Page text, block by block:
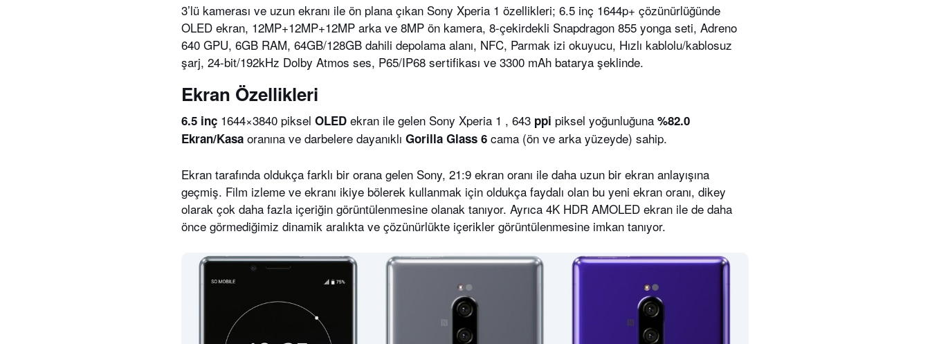
3’lü kamerası ve uzun ekranı ile ön plana çıkan Sony Xperia 1 özellikleri; 6.5 inç 1644p+ çözünürlüğünde
OLED ekran, 12MP+12MP+12MP arka ve 8MP ön kamera, 8-çekirdekli Snapdragon 855 yonga seti, Adreno
640 GPU, 6GB RAM, 64GB/128GB dahili depolama alanı, NFC, Parmak izi okuyucu, Hızlı kablolu/kablosuz
şarj, 24-bit/192kHz Dolby Atmos ses, P65/IP68 sertifikası ve 3300 mAh batarya şeklinde.
Ekran Özellikleri
6.5 inç 1644×3840 piksel OLED ekran ile gelen Sony Xperia 1 , 643 ppi piksel yoğunluğuna %82.0
Ekran/Kasa oranına ve darbelere dayanıklı Gorilla Glass 6 cama (ön ve arka yüzeyde) sahip.
Ekran tarafında oldukça farklı bir orana gelen Sony, 21:9 ekran oranı ile daha uzun bir ekran anlayışına
geçmiş. Film izleme ve ekranı ikiye bölerek kullanmak için oldukça faydalı olan bu yeni ekran oranı, dikey
olarak çok daha fazla içeriğin görüntülenmesine olanak tanıyor. Ayrıca 4K HDR AMOLED ekran ile de daha
önce görmediğimiz dinamik aralıkta ve çözünürlükte içerikler görüntülenmesine imkan tanıyor.